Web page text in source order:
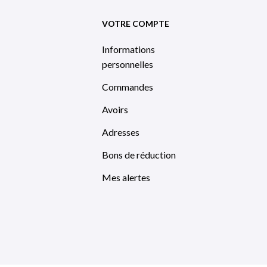
VOTRE COMPTE
Informations
personnelles
Commandes
Avoirs
Adresses
Bons de réduction
Mes alertes